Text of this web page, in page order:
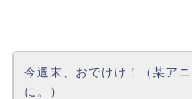
今週末、おでけけ！（某ア
に。）